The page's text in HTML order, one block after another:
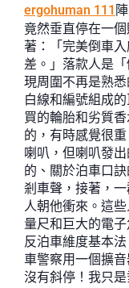
ergohuman 111
竟然垂直停在一
著：「完美倒車
差。」落款人是
現周圍不再是熟
白線和編號組成
買的輪胎和劣質
的，有時感覺很
喇叭，但喇叭發
的、關於泊車口
剎車聲，接著，
人朝他衝來。這
量尺和巨大的電
反泊車維度基本
車警察用一個擴
沒有斜停！我只